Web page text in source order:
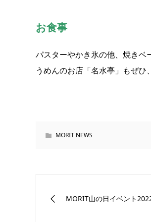
お食事
パスターやかき氷の他、焼きベ
うめんのお店「名水亭」もぜひ
MORIT NEWS
MORIT山の日イベント